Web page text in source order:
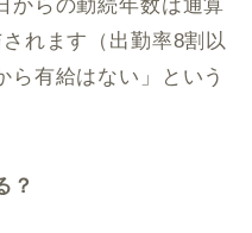
からの勤続年数は通算
れます（出勤率8割以
ら有給はない」という
？